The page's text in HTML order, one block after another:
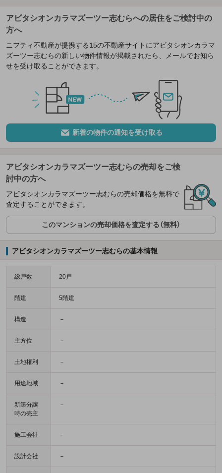
アビタシオンカラマズーツー志むらへの居住をご検討中の
方へ
ニフティ不動産が提携する15の不動産サイトにアビタシオンカラマ
ズーツー志むらの新しい物件情報が掲載されたら、メールでお知ら
せを受け取ることができます。
新着の物件の通知を受け取る
アビタシオンカラマズーツー志むらの売却をご検
討中の方へ
アビタシオンカラマズーツー志むらの売却価格を無料で
査定することができます。
このマンションの売却価格を査定する（無料）
アビタシオンカラマズーツー志むらの基本情報
総戸数 20戸
階建 5階建
構造 －
主方位 －
土地権利 －
用途地域 －
新築分譲
時の売主
－
施工会社 －
設計会社 －